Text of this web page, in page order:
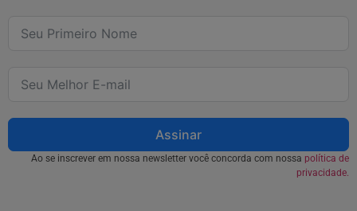
Assinar
Ao se inscrever em nossa newsletter você concorda com nossa política de
privacidade.